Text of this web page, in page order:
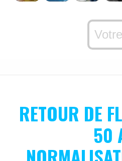
RETOUR DE
50